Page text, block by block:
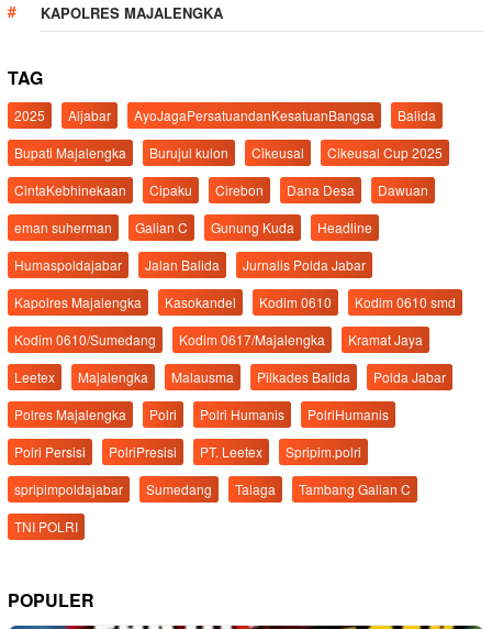
KAPOLRES MAJALENGKA
TAG
2025 Aljabar AyoJagaPersatuandanKesatuanBangsa
Balida
Bupati Majalengka
Burujul kulon Cikeusal
Cikeusal Cup 2025
CintaKebhinekaan
Cipaku Cirebon Dana Desa
Dawuan
eman suherman
Galian C Gunung Kuda
Headline
Humaspoldajabar
Jalan Balida
Jurnalis Polda Jabar
Kapolres Majalengka
Kasokandel Kodim 0610
Kodim 0610 smd
Kodim 0610/Sumedang
Kodim 0617/Majalengka
Kramat Jaya
Leetex
Majalengka Malausma Pilkades Balida
Polda Jabar
Polres Majalengka
Polri Polri Humanis
PolriHumanis
Polri Persisi
PolriPresisi PT. Leetex
Spripim.polri
spripimpoldajabar
Sumedang Talaga
Tambang Galian C
TNI POLRI
POPULER